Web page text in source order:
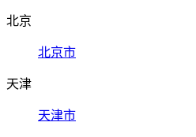
北京
北京市
天津
天津市